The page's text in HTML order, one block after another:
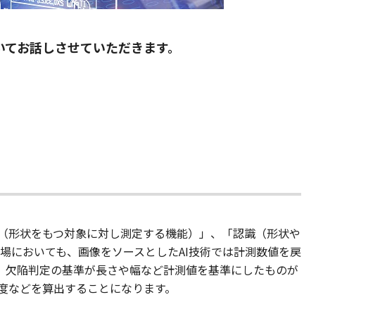
お話しさせていただきます。
状をもつ対象に対し測定する機能）」、「認識（形状や
においても、画像をソースとしたAI技術では計測数値を戻
陥判定の基準が長さや幅など計測値を基準にしたものが
どを算出することになります。